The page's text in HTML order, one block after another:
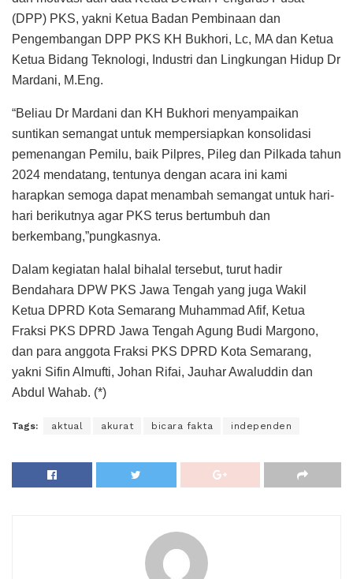
(DPP) PKS, yakni Ketua Badan Pembinaan dan
Pengembangan DPP PKS KH Bukhori, Lc, MA dan Ketua
Ketua Bidang Teknologi, Industri dan Lingkungan Hidup Dr
Mardani, M.Eng.
“Beliau Dr Mardani dan KH Bukhori menyampaikan
suntikan semangat untuk mempersiapkan konsolidasi
pemenangan Pemilu, baik Pilpres, Pileg dan Pilkada tahun
2024 mendatang, tentunya dengan acara ini kami
harapkan semoga dapat menambah semangat untuk hari-
hari berikutnya agar PKS terus bertumbuh dan
berkembang,”pungkasnya.
Dalam kegiatan halal bihalal tersebut, turut hadir
Bendahara DPW PKS Jawa Tengah yang juga Wakil
Ketua DPRD Kota Semarang Muhammad Afif, Ketua
Fraksi PKS DPRD Jawa Tengah Agung Budi Margono,
dan para anggota Fraksi PKS DPRD Kota Semarang,
yakni Sifin Almufti, Johan Rifai, Jauhar Awaluddin dan
Abdul Wahab. (*)
Tags: aktual akurat bicara fakta independen